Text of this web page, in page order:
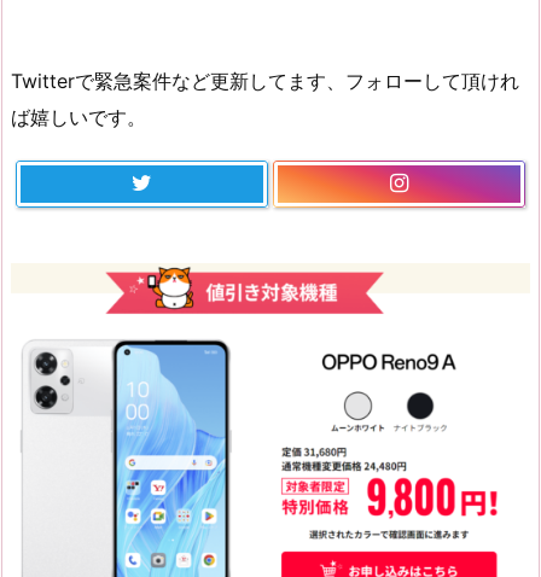
Twitterで緊急案件など更新してます、フォローして頂けれ
ば嬉しいです。